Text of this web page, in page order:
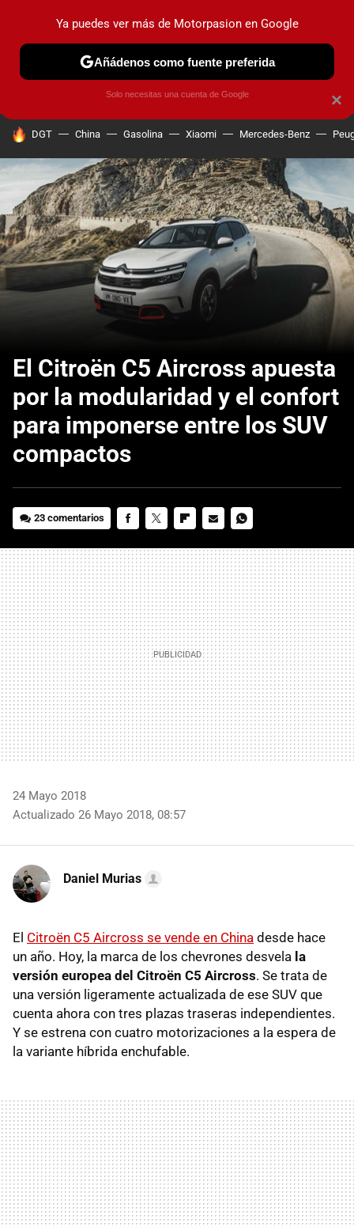
PRUEBAS COCHES ELÉCTRICOS OBSERVATORIO
HOY SE HABLA DE
DGT China Gasolina Xiaomi Mercedes-Benz
El Citroën C5 Aircross apuesta
por la modularidad y el confort
para imponerse entre los SUV
compactos
23 comentarios
MAIL
24 Mayo 2018
Actualizado 26 Mayo 2018, 08:57
Daniel Murias
El Citroën C5 Aircross se vende en China desde hace
un año. Hoy, la marca de los chevrones desvela la
versión europea del Citroën C5 Aircross. Se trata de
una versión ligeramente actualizada de ese SUV que
cuenta ahora con tres plazas traseras independientes.
Y se estrena con cuatro motorizaciones a la espera de
la variante híbrida enchufable.
×
Ya puedes ver más de Motorpasion en Google
Añádenos como fuente preferida
Solo necesitas una cuenta de Google